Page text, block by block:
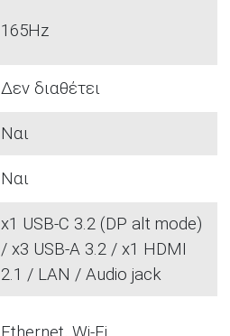
165Hz
Δεν διαθέτει
Ναι
Ναι
x1 USB-C 3.2 (DP alt mode)
/ x3 USB-A 3.2 / x1 HDMI
2.1 / LAN / Audio jack